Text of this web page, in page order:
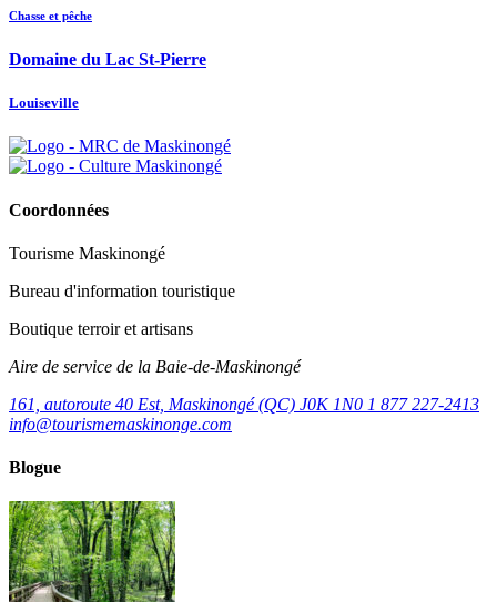
Chasse et pêche
Domaine du Lac St-Pierre
Louiseville
Coordonnées
Tourisme Maskinongé
Bureau d'information touristique
Boutique terroir et artisans
Aire de service de la Baie-de-Maskinongé
161, autoroute 40 Est, Maskinongé (QC) J0K 1N0 1 877 227-2413
info@tourismemaskinonge.com
Blogue